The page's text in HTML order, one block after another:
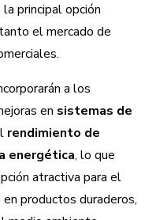
principal opción
el mercado de
a los
en sistemas de
rendimiento de
energética, lo que
atractiva para el
productos duraderos,